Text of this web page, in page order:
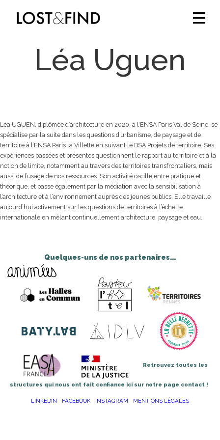
Léa Uguen
Léa UGUEN, diplômée d’architecture en 2020, à l’ENSA Paris Val de Seine, se
spécialise par la suite dans les questions d’urbanisme, de paysage et de
territoire à l’ENSA Paris la Villette en suivant le DSA Projets de territoire. Ses
expériences passées et présentes questionnent le rapport au territoire et à la
notion de limite, notamment au travers des territoires transfrontaliers, mais
aussi de l’usage de nos ressources. Son activité oscille entre pratique et
théorique, et passe également par la médiation avec la sensibilisation à
l’architecture et à l’environnement auprès des jeunes publics. Elle travaille
aujourd’hui activement sur les questions de territoires à l’échelle
internationale en mêlant continuellement architecture, paysage et eau.
Quelques-uns de nos partenaires...
Retrouvez toutes les
structures qui nous ont fait confiance ici sur notre page contact !
LINKEDIN FACEBOOK INSTAGRAM MENTIONS LÉGALES